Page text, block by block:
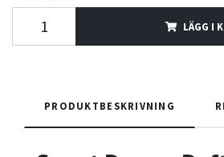
LÄGG I
PRODUKTBESKRIVNING